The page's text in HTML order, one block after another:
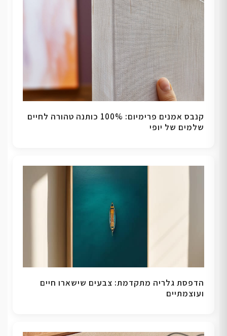
קנבס אמנים פרימיום: 100% כותנה טהורה לחיים
שלמים של יופי
הדפסת גלריה מתקדמת: צבעים שישארו חיים
ועוצמתיים